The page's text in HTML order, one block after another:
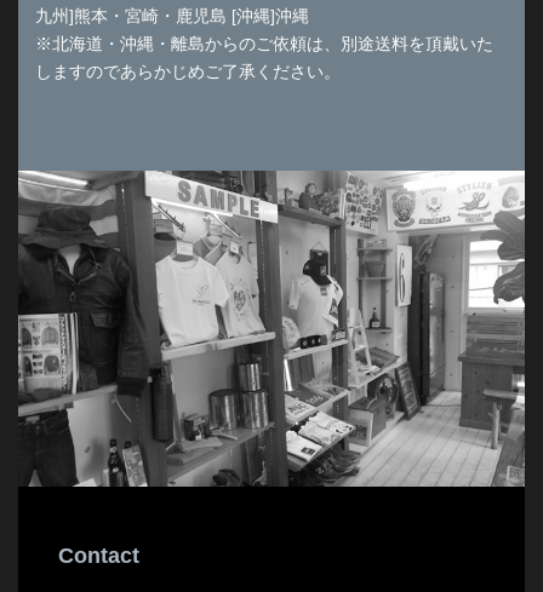
九州]熊本・宮崎・鹿児島 [沖縄]沖縄
※北海道・沖縄・離島からのご依頼は、別途送料を頂戴いた
しますのであらかじめご了承ください。
Contact